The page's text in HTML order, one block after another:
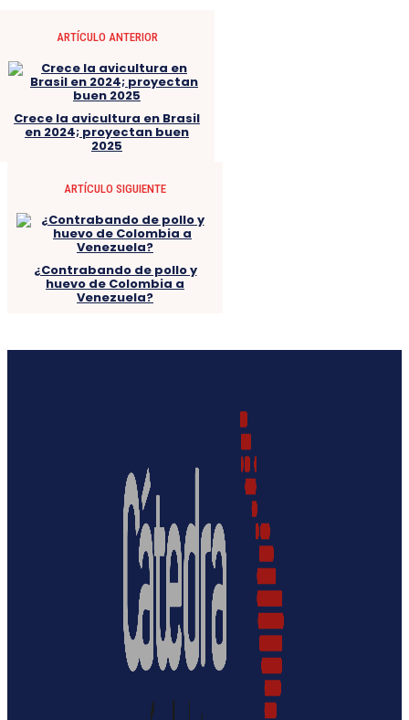
ARTÍCULO ANTERIOR
Crece la avicultura en Brasil
en 2024; proyectan buen
2025
ARTÍCULO SIGUIENTE
¿Contrabando de pollo y
huevo de Colombia a
Venezuela?